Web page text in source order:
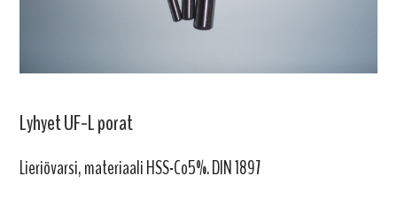
Lyhyet UF-L porat
Lieriövarsi, materiaali HSS-Co5%. DIN 1897